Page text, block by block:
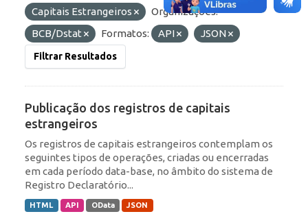
Capitais Estrangeiros
Organizações:
BCB/Dstat
Formatos: API JSON
Filtrar Resultados
Publicação dos registros de capitais
estrangeiros
Os registros de capitais estrangeiros contemplam os
seguintes tipos de operações, criadas ou encerradas
em cada período data-base, no âmbito do sistema de
Registro Declaratório...
HTML API OData JSON